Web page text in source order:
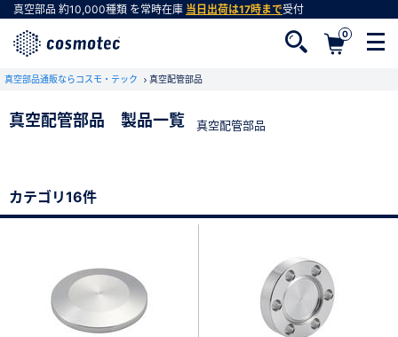
真空部品 約10,000種類 を常時在庫 当日出荷は17時まで受付
0
真空部品通販ならコスモ・テック 真空配管部品
真空配管部品 製品一覧 真空配管部品
カテゴリ16件